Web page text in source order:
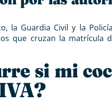
la Guardia Civil y la
que cruzan la matrícula
si mi